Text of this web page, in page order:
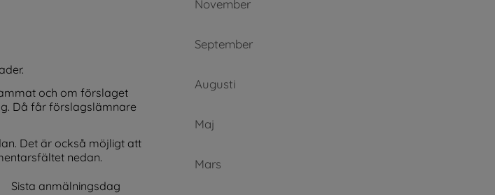
och om förslaget
Då får förslagslämnare
Det är också möjligt att
nedan.
Sista anmälningsdag
November
September
Augusti
Maj
Mars